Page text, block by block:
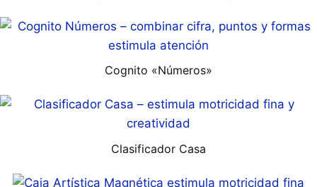
Cognito «Números»
Clasificador Casa